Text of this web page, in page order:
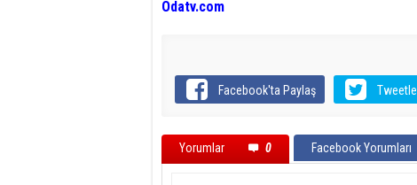
Odatv.com
Facebook'ta Paylaş Tweetle
Yorumlar 0 Facebook Yorumları